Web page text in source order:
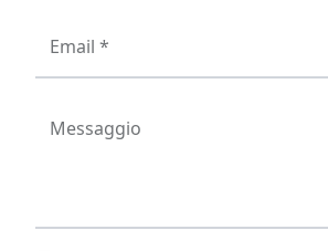
Email *
Messaggio